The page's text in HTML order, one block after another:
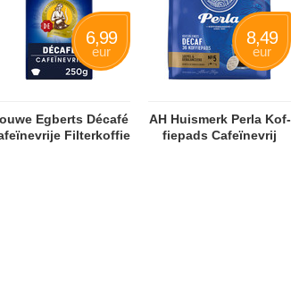
6,99
eur
Egberts Dé­ca­fé
Fil­ter­kof­fie
8,49
eur
AH Huismerk Per­la Kof­
fie­pads Ca­fe­ï­ne­vrij